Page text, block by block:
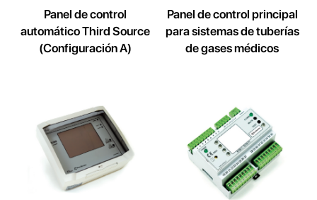
Panel de control
automático Third Source
(Configuración A)
Panel de control principal
para sistemas de tuberías
de gases médicos